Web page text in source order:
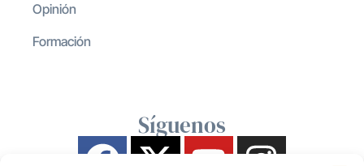
Opinión
Formación
Síguenos